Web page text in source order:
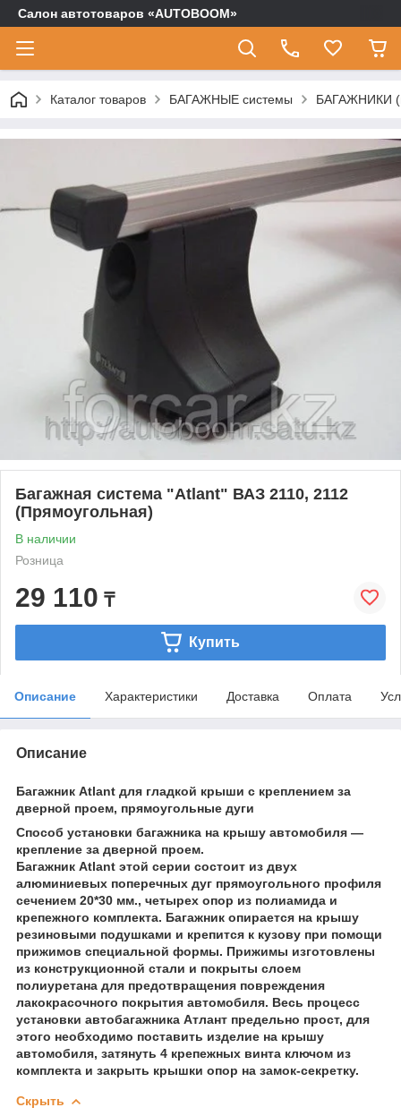
Салон автотоваров «AUTOBOOM»
Каталог товаров БАГАЖНЫЕ системы БАГАЖНИКИ
Багажная система "Atlant" ВАЗ 2110, 2112
(Прямоугольная)
В наличии
Розница
29 110 ₸
Купить
Описание Характеристики Доставка Оплата
Описание
Багажник Atlant для гладкой крыши с креплением за
дверной проем, прямоугольные дуги
Способ установки багажника на крышу автомобиля —
крепление за дверной проем.
Багажник Atlant этой серии состоит из двух
алюминиевых поперечных дуг прямоугольного профиля
сечением 20*30 мм., четырех опор из полиамида и
крепежного комплекта. Багажник опирается на крышу
резиновыми подушками и крепится к кузову при помощи
прижимов специальной формы. Прижимы изготовлены
из конструкционной стали и покрыты слоем
полиуретана для предотвращения повреждения
лакокрасочного покрытия автомобиля. Весь процесс
установки автобагажника Атлант предельно прост, для
этого необходимо поставить изделие на крышу
автомобиля, затянуть 4 крепежных винта ключом из
комплекта и закрыть крышки опор на замок-секретку.
Скрыть